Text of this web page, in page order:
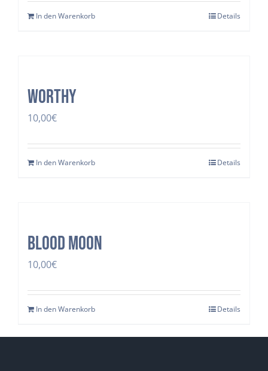
In den Warenkorb Details
Worthy
10,00€
In den Warenkorb Details
Blood Moon
10,00€
In den Warenkorb Details